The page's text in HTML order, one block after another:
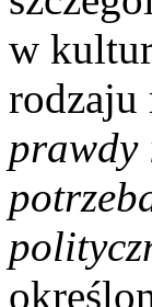
w
rodzaju
prawdy